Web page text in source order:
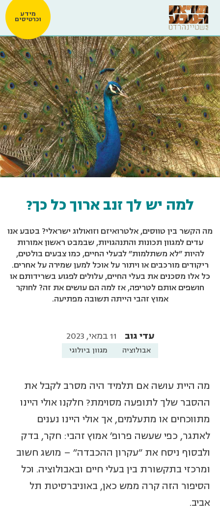
מידע
וכרטיסים
למה יש לך זנב ארוך כל כך?
מה הקשר בין טווסים, אלטרואיזם וזואולוג ישראלי? בטבע אנו
עדים למגוון תכונות והתנהגויות, שבמבט ראשון אמורות
להיות "לא משתלמות" לבעלי החיים, כמו צבעים בולטים,
ריקודים מורכבים או ויתור על אוכל למען שמירה על אחרים.
כל אלו מסכנים את בעלי החיים, עלולים לפגוע בשרידותם או
חושפים אותם לטריפה, אז למה הם עושים את זה? לחוקר
אמוץ זהבי הייתה תשובה מפתיעה.
עדי גוב 11 במאי, 2023
אבולוציה מגוון ביולוגי
מה היית עושה אם תלמיד היה מסרב לקבל את
ההסבר שלך לתופעה מסוימת? חלקנו אולי היינו
מתווכחים או מתעלמים, אך אולי היינו נענים
לאתגר, כפי שעשה פרופ' אמוץ זהבי: חקר, בדק
ולבסוף ניסח את "עקרון ההכבדה" – מושג חשוב
ומרכזי בתקשורת בין בעלי חיים ובאבולוציה. וכל
הסיפור הזה קרה ממש כאן, באוניברסיטת תל
אביב.